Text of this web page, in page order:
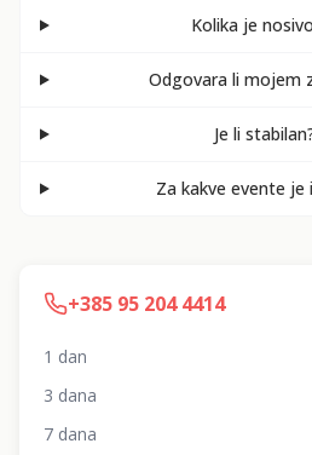
Kolika je
Odgovara li mojem
Je li
Za kakve evente je
+385 95 204 4414
1 dan
3 dana
7 dana